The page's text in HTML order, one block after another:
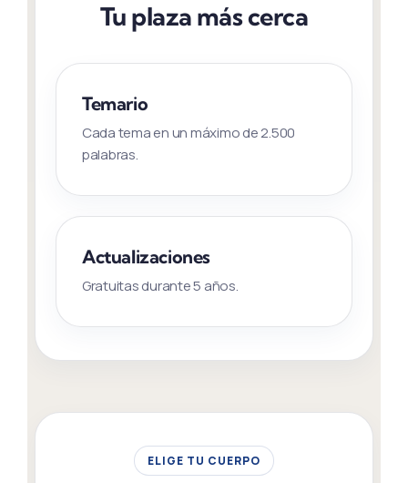
Tu plaza más cerca
Temario
Cada tema en un máximo de 2.500
palabras.
Actualizaciones
Gratuitas durante 5 años.
ELIGE TU CUERPO